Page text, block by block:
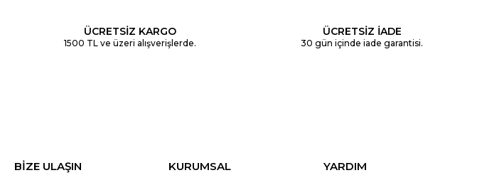
ÜCRETSİZ KARGO
1500 TL ve üzeri alışverişlerde.
ÜCRETSİZ İADE
30 gün içinde iade garantisi.
BİZE ULAŞIN KURUMSAL YARDIM